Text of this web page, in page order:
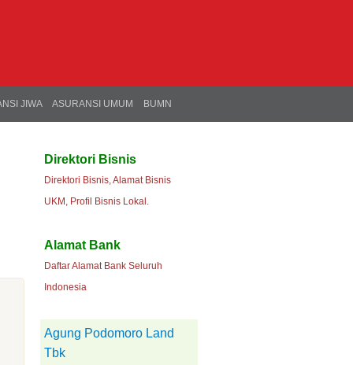
JIWA ASURANSI UMUM BUMN
Direktori Bisnis
Direktori Bisnis, Alamat Bisnis
UKM, Profil Bisnis Lokal.
Alamat Bank
Daftar Alamat Bank Seluruh
Indonesia
Agung Podomoro Land
Tbk